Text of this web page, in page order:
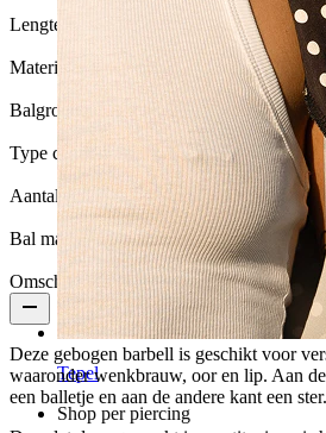
Tepel
Shop per piercing
Lengte:
Materiaal: Titanium
Balgrootte: 3 mm.
Type coating: PVD-coating
Aantal eenheden: 1
Bal maat: 3 mm
Omschrijving
Deze gebogen barbell is geschikt voor
waaronder wenkbrauw, oor en lip. Aan
een balletje en aan de andere kant een ster.